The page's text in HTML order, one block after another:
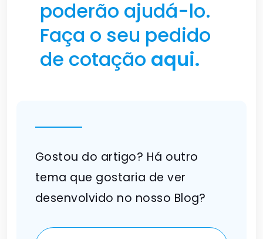
poderão ajudá-lo.
Faça o seu pedido
de cotação aqui.
Gostou do artigo? Há outro
tema que gostaria de ver
desenvolvido no nosso Blog?